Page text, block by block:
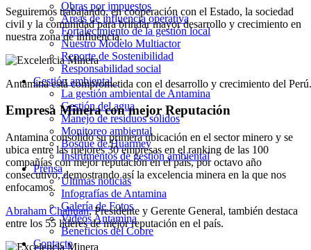
Obras por impuestos
Áreas de influencia operativa
Fortalecimiento de la gestión local
Nuestro Modelo Multiactor
Reporte de Sostenibilidad
Responsabilidad social
Gestión ambiental
La gestión ambiental de Antamina
Gestión del agua
Manejo de residuos sólidos
Monitoreo ambiental
Bosque de Huarmey
Instrumentos de gestión ambiental
Prensa
Últimas noticias
Infografías de Antamina
Galería de Fotos
Videos Antamina
Beneficios del Cobre
Contacto
Seguiremos trabajando, en cooperación con el Estado, la sociedad
civil y la comunidad para brindar mayor desarrollo y crecimiento en
nuestra zona de influencia.
Antamina está comprometida con el desarrollo y crecimiento del Perú.
Empresa Minera con mejor Reputación
Antamina consolidó su primera ubicación en el sector minero y se
ubica entre las mejores 30 empresas en el ranking de las 100
compañías con mejor reputación en el país, por octavo año
consecutivo, demostrando así la excelencia minera en la que nos
enfocamos.
Abraham Chahuan, Presidente y Gerente General, también destaca
entre los 55 líderes de mejor reputación en el país.